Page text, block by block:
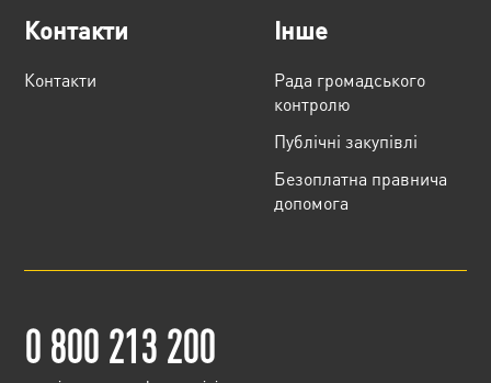
Контакти
Контакти
Інше
Рада громадського
контролю
Публічні закупівлі
Безоплатна правнича
допомога
0 800 213 200